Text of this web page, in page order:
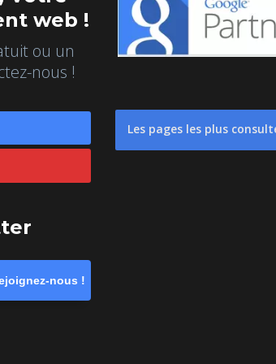
web !
ou un
nous !
nous !
Les pages les plus